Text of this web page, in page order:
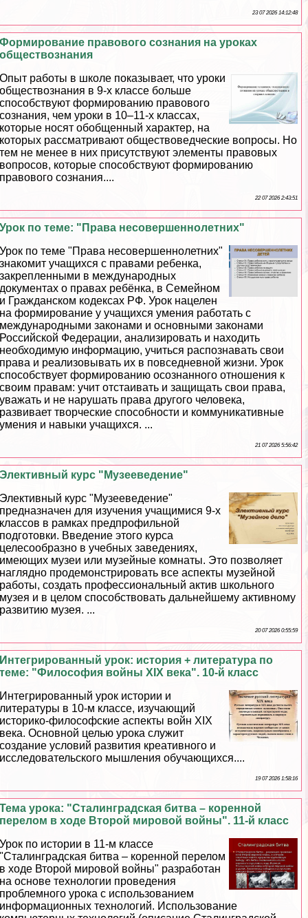
23 07 2026 14:12:48
Формирование правового сознания на уроках
обществознания
Опыт работы в школе показывает, что уроки
обществознания в 9-х классе больше
способствуют формированию правового
сознания, чем уроки в 10–11-х классах,
которые носят обобщенный хаpaктер, на
которых рассматривают обществоведческие вопросы. Но
тем не менее в них присутствуют элементы правовых
вопросов, которые способствуют формированию
правового сознания....
22 07 2026 2:43:51
Урок по теме: "Права несовершеннолетних"
Урок по теме "Права несовершеннолетних"
знакомит учащихся с правами ребенка,
закрепленными в международных
документах о правах ребёнка, в Семейном
и Гражданском кодексах РФ. Урок нацелен
на формирование у учащихся умения работать с
международными законами и основными законами
Российской Федерации, анализировать и находить
необходимую информацию, учиться распознавать свои
права и реализовывать их в повседневной жизни. Урок
способствует формированию осознанного отношения к
своим правам: учит отстаивать и защищать свои права,
уважать и не нарушать права другого человека,
развивает творческие способности и коммуникативные
умения и навыки учащихся. ...
21 07 2026 5:56:42
Элективный курс "Музееведение"
Элективный курс "Музееведение"
предназначен для изучения учащимися 9-х
классов в рамках предпрофильной
подготовки. Введение этого курса
целесообразно в учебных заведениях,
имеющих музеи или музейные комнаты. Это позволяет
наглядно продемонстрировать все аспекты музейной
работы, создать профессиональный актив школьного
музея и в целом способствовать дальнейшему активному
развитию музея. ...
20 07 2026 0:55:59
Интегрированный урок: история + литература по
теме: "Философия войны XIX века". 10-й класс
Интегрированный урок истории и
литературы в 10-м классе, изучающий
историко-философские аспекты войн XIX
века. Основной целью урока служит
создание условий развития креативного и
исследовательского мышления обучающихся....
19 07 2026 1:58:16
Тема урока: "Сталинградская битва – коренной
перелом в ходе Второй мировой войны". 11-й класс
Урок по истории в 11-м классе
"Сталинградская битва – коренной перелом
в ходе Второй мировой войны" разработан
на основе технологии проведения
проблемного урока с использованием
информационных технологий. Использование